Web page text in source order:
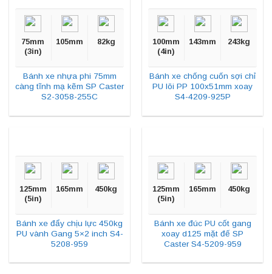
75mm
(3in)
105mm 82kg
Bánh xe nhựa phi 75mm
càng tĩnh mạ kẽm SP Caster
S2-3058-255C
100mm
(4in)
143mm 243kg
Bánh xe chống cuốn sợi chỉ
PU lõi PP 100x51mm xoay
S4-4209-925P
125mm
(5in)
165mm 450kg
Bánh xe đẩy chịu lực 450kg
PU vành Gang 5×2 inch S4-
5208-959
125mm
(5in)
165mm 450kg
Bánh xe đúc PU cốt gang
xoay d125 mặt đế SP
Caster S4-5209-959